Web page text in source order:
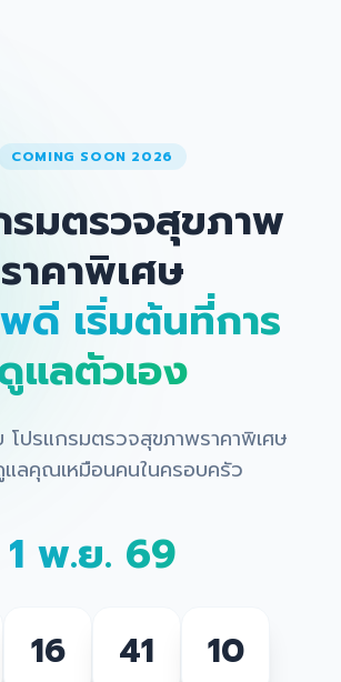
COMING SOON 2026
รมตรวจสุขภาพ
ราคาพิเศษ
ดี เริ่มต้นที่การ
แลตัวเอง
โปรแกรมตรวจสุขภาพราคาพิเศษ
ลคุณเหมือนคนในครอบครัว
1 พ.ย. 69
16 41 10